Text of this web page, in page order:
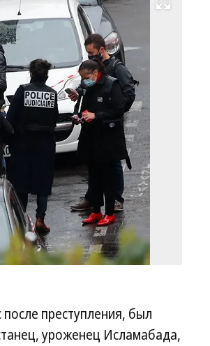
Развернуть на весь экран
преступления, был
уроженец Исламабада,